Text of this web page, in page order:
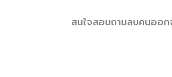
สนใจสอบถามลบคนออ